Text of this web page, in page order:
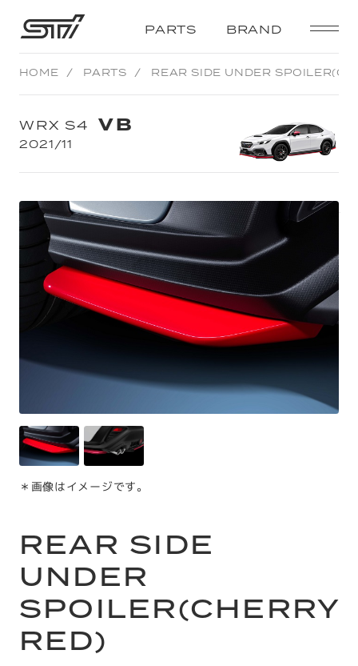
PARTS BRAND
HOME PARTS REAR SIDE UNDER
＊画像はイメージです。
WRX S4 VB
2021/11
REAR SIDE
UNDER
SPOILER(CHERRY
RED)